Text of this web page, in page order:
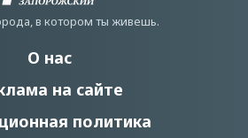
в котором ты живешь.
О нас
на сайте
политика